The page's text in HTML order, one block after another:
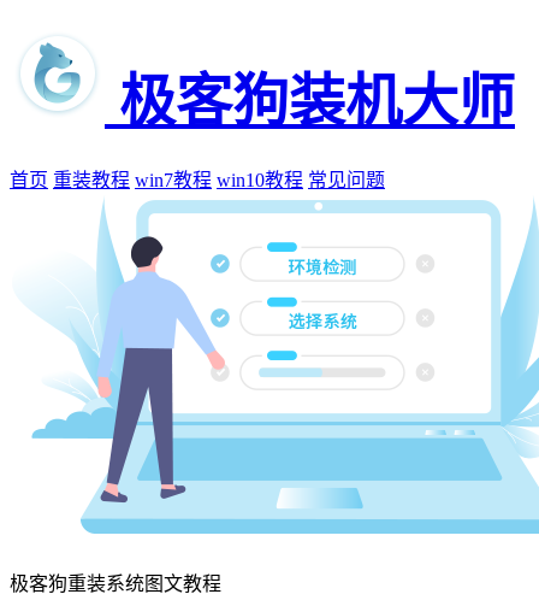
极客狗装机大师
首页 重装教程 win7教程 win10教程 常见问题
极客狗重装系统图文教程